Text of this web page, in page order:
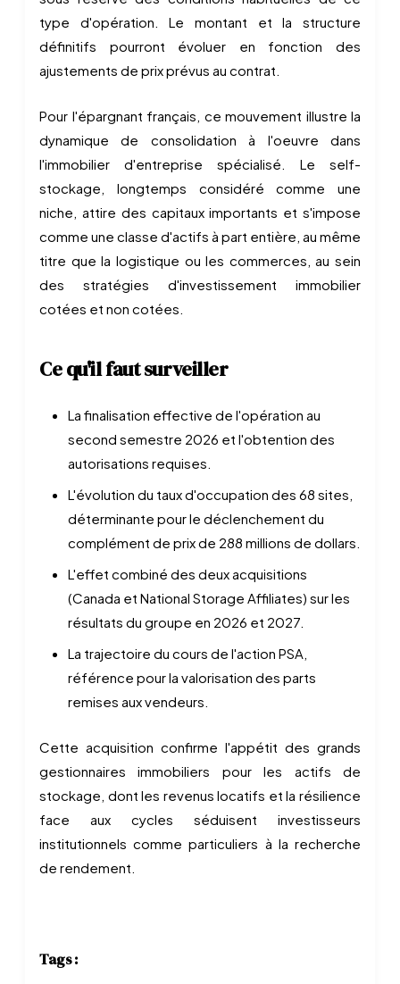
type d'opération. Le montant et la structure
définitifs pourront évoluer en fonction des
ajustements de prix prévus au contrat.
Pour l'épargnant français, ce mouvement illustre la
dynamique de consolidation à l'oeuvre dans
l'immobilier d'entreprise spécialisé. Le self-
stockage, longtemps considéré comme une
niche, attire des capitaux importants et s'impose
comme une classe d'actifs à part entière, au même
titre que la logistique ou les commerces, au sein
des stratégies d'investissement immobilier
cotées et non cotées.
Ce qu'il faut surveiller
La finalisation effective de l'opération au
second semestre 2026 et l'obtention des
autorisations requises.
L'évolution du taux d'occupation des 68 sites,
déterminante pour le déclenchement du
complément de prix de 288 millions de dollars.
L'effet combiné des deux acquisitions
(Canada et National Storage Affiliates) sur les
résultats du groupe en 2026 et 2027.
La trajectoire du cours de l'action PSA,
référence pour la valorisation des parts
remises aux vendeurs.
Cette acquisition confirme l'appétit des grands
gestionnaires immobiliers pour les actifs de
stockage, dont les revenus locatifs et la résilience
face aux cycles séduisent investisseurs
institutionnels comme particuliers à la recherche
de rendement.
Tags :